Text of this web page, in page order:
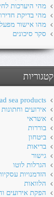
מהי היערכות
מהי בדיקת
מהו אישור מפעל
סקר סיכונים
קטגוריות
sea products
אירועים וחתונות
אשראי
בוררות
ביטחון
בריאות
גישור
הגרלות לוטו
הזדמנויות
הלוואות
הפקת אירועים